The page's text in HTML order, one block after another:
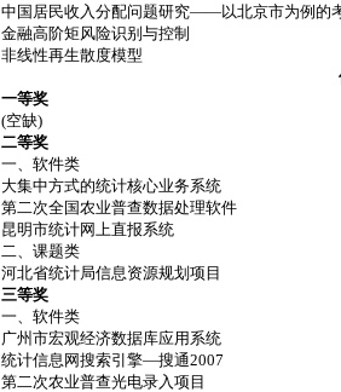
中国居民收入分配问题研究——以北京市为例的
金融高阶矩风险识别与控制
非线性再生散度模型
一等奖
(空缺)
二等奖
一、软件类
大集中方式的统计核心业务系统
第二次全国农业普查数据处理软件
昆明市统计网上直报系统
二、课题类
河北省统计局信息资源规划项目
三等奖
一、软件类
广州市宏观经济数据库应用系统
统计信息网搜索引擎—搜通2007
第二次农业普查光电录入项目